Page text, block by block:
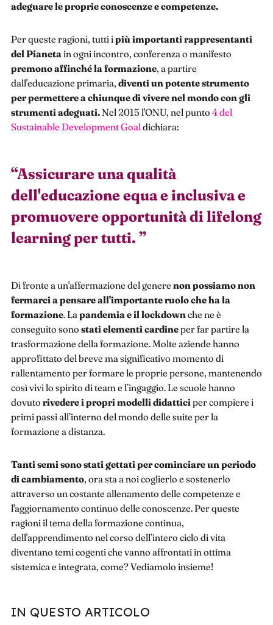
adeguare le proprie conoscenze e competenze.
Per queste ragioni, tutti ipiù importanti rappresentanti
del Pianetain ogni incontro, conferenza o manifesto
premono affinché la formazione, a partire
dall'educazione primaria, diventi un potente strumento
per permettere a chiunque di vivere nel mondo con gli
strumenti adeguati. Nel 2015 l'ONU, nel punto 4 del
Sustainable Development Goal dichiara:
“Assicurare una qualità
dell'educazione equa e inclusiva e
promuovere opportunità di lifelong
learning per tutti. ”
Di fronte a un'affermazione del genere non possiamo non
fermarci a pensare all'importante ruolo che ha la
formazione. La pandemia e il lockdown che ne è
conseguito sono stati elementi cardineper far partire la
trasformazione della formazione. Molte aziende hanno
approfittato del breve ma significativo momento di
rallentamento per formare le proprie persone, mantenendo
così vivi lo spirito di team e l’ingaggio. Le scuole hanno
dovuto rivedere i propri modelli didattici per compiere i
primi passi all’interno del mondo delle suite per la
formazione a distanza.
Tanti semi sono stati gettati per cominciare un periodo
di cambiamento, ora sta a noi coglierlo e sostenerlo
attraverso un costante allenamento delle competenze e
l'aggiornamento continuo delle conoscenze. Per queste
ragioni il tema della formazione continua,
dell'apprendimento nel corso dell’intero ciclo di vita
diventano temi cogenti che vanno affrontati in ottima
sistemica e integrata, come? Vediamolo insieme!
IN QUESTO ARTICOLO